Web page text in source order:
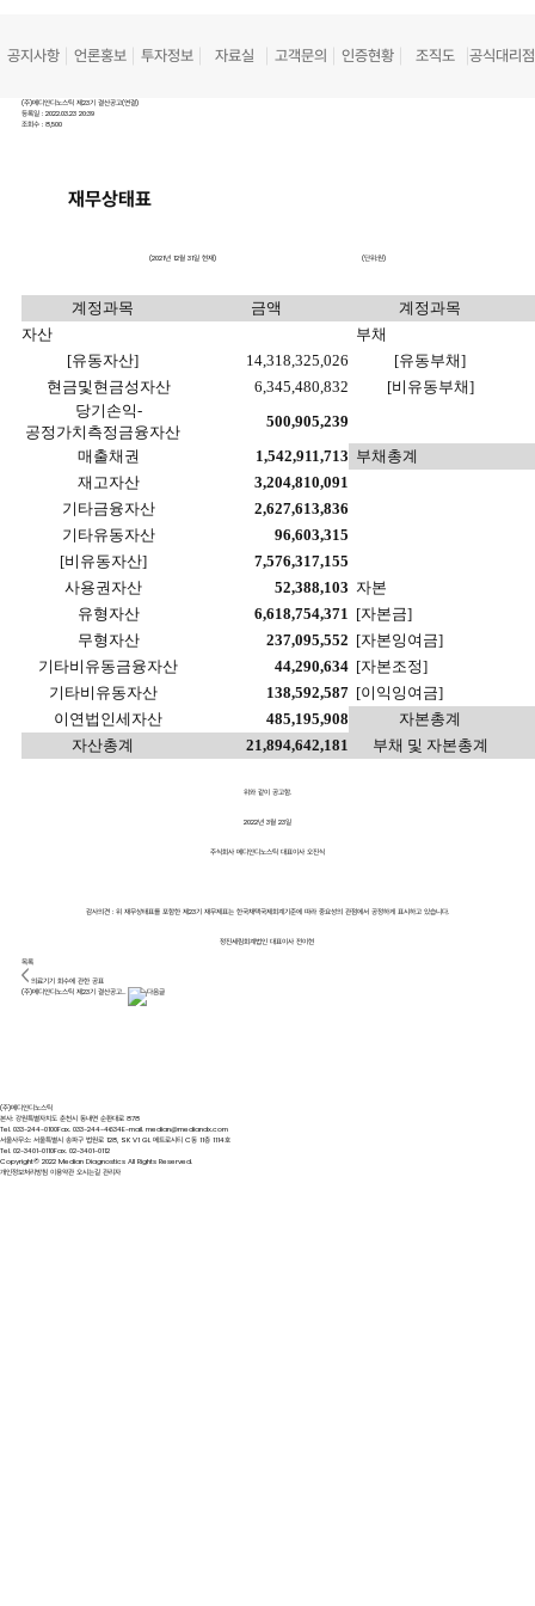
공지사항 언론홍보 투자정보 자료실 고객문의 인증현황 조직도 공식대리점
(주)메디안디노스틱 제23기 결산공고(연결)
등록일 : 2022.03.23 20:39
조회수 : 8,500
재무상태표
(2021년 12월 31일 현재) (단위:원)
계정과목 금액
계정과목
자산
부채
[유동자산]
14,318,325,026
[유동부채]
현금및현금성자산
6,345,480,832
[비유동부채]
당기손익-
공정가치측정금융자산
500,905,239
매출채권
1,542,911,713 부채총계
재고자산
3,204,810,091
기타금융자산
2,627,613,836
기타유동자산
96,603,315
[비유동자산]
7,576,317,155
사용권자산
52,388,103 자본
유형자산
6,618,754,371 [자본금]
무형자산
237,095,552 [자본잉여금]
기타비유동금융자산
44,290,634[자본조정]
기타비유동자산
138,592,587[이익잉여금]
이연법인세자산
485,195,908
자본총계
자산총계
21,894,642,181 부채 및 자본총계
위와 같이 공고함.
2022년 3월 23일
주식회사 메디안디노스틱 대표이사 오진식
감사의견 : 위 재무상태표를 포함한 제23기 재무제표는 한국채택국제회계기준에 따라 중요성의 관점에서 공정하게 표시하고 있습니다.
정진세림회계법인 대표이사 전이현
목록
의료기기 회수에 관한 공표
(주)메디안디노스틱 제23기 결산공고…
(주)메디안디노스틱
본사: 강원특별자치도 춘천시 동내면 순환대로 878
Tel. 033-244-0100Fax. 033-244-4634E-mail. median@mediandx.com
서울사무소: 서울특별시 송파구 법원로 128, SK V1 GL 메트로시티 C동 11층 1114호
Tel. 02-3401-0110Fax. 02-3401-0112
Copyright© 2022 Median Diagnostics All Rights Reserved.
개인정보처리방침 이용약관 오시는길 관리자